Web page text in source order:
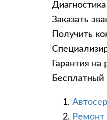
Диагностика
Заказать
Получить
Гарантия
Бесплатный
Ремонт